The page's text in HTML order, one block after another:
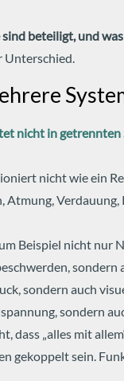
sind beteiligt, und
Unterschied.
nicht in getrennten
nicht wie ein
Atmung,
Beispiel nicht nur
sondern
sondern auch
sondern
dass „alles mit
gekoppelt sein.